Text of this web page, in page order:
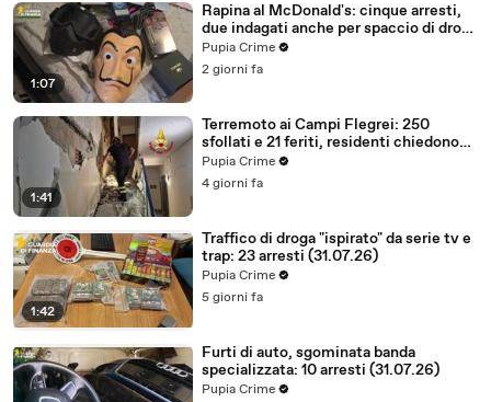
1:07
Rapina al McDonald's: cinque arresti,
due indagati anche per spaccio di droga
(03.08.26)
Pupia Crime
2 giorni fa
1:41
Terremoto ai Campi Flegrei: 250
sfollati e 21 feriti, residenti chiedono
certezze sul futuro (01.08.26)
Pupia Crime
4 giorni fa
1:42
Traffico di droga "ispirato" da serie tv e
trap: 23 arresti (31.07.26)
Pupia Crime
5 giorni fa
Furti di auto, sgominata banda
specializzata: 10 arresti (31.07.26)
Pupia Crime